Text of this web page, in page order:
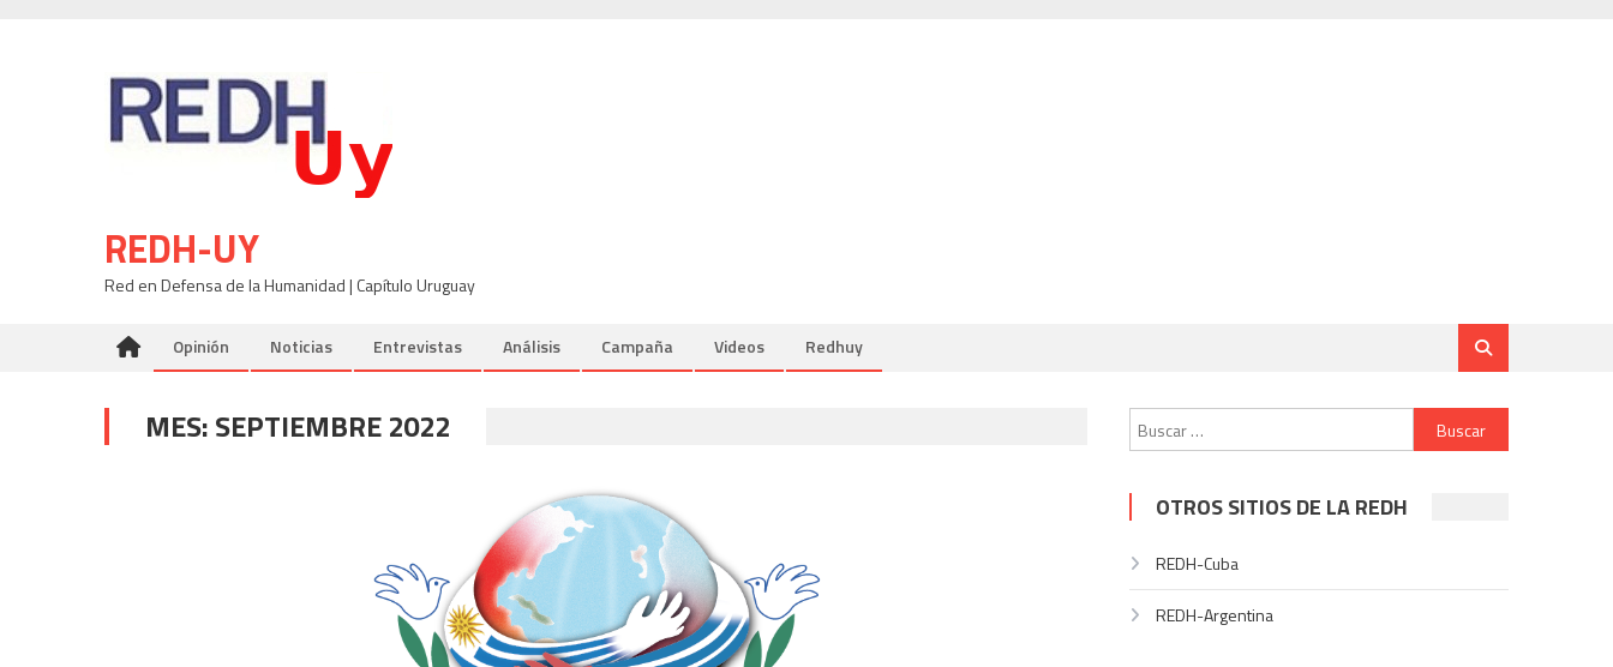
REDH-UY
Red en Defensa de la Humanidad | Capítulo Uruguay
Opinión Noticias Entrevistas Análisis Campaña Videos Redhuy
MES:SEPTIEMBRE 2022 Buscar:
OTROS SITIOS DE LA REDH
REDH-Cuba
REDH-Argentina